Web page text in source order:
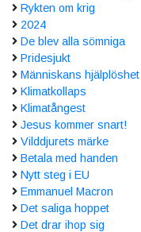
Rykten om krig
2024
De blev alla sömniga
Pridesjukt
Människans hjälplöshet
Klimatkollaps
Klimatångest
Jesus kommer snart!
Vilddjurets märke
Betala med handen
Nytt steg i EU
Emmanuel Macron
Det saliga hoppet
Det drar ihop sig